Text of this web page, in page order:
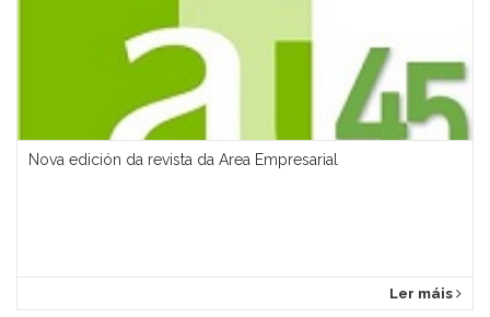
Nova edición da revista da Área Empresarial
Ler máis